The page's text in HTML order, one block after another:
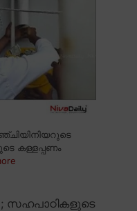
കള്ളപ്പണം
; സഹപാഠികളുടെ